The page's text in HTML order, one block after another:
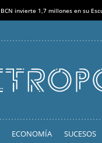
BCN invierte 1,7 millones en su
ECONOMÍA SUCESOS